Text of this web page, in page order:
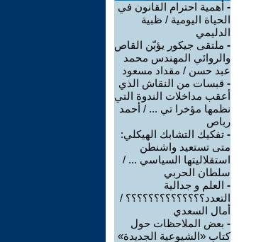
- أهمية احترام القانون في
الحياة اليومية / ظبية
الدليمي
- ملتقى جيكور يؤبّن القاص
والروائي المهندس محمد
عبد حسن / مقداد مسعود
- قبسات من النقاش الذي
أعقب مداخلات الندوة التي
نظمها مؤخرا تي ... / أحمد
رباص
- تفكيك التشابك الهيكلي:
متى تستعيد واشنطن
استقلاليتها السياسي ... /
سلطان الحربي
- العلم و جدالية
التعدد؟؟؟؟؟؟؟؟؟؟؟؟؟؟ /
أمال السعدي
- بعض الملاحظات حول
كتاب «الشيوعية الجديدة»